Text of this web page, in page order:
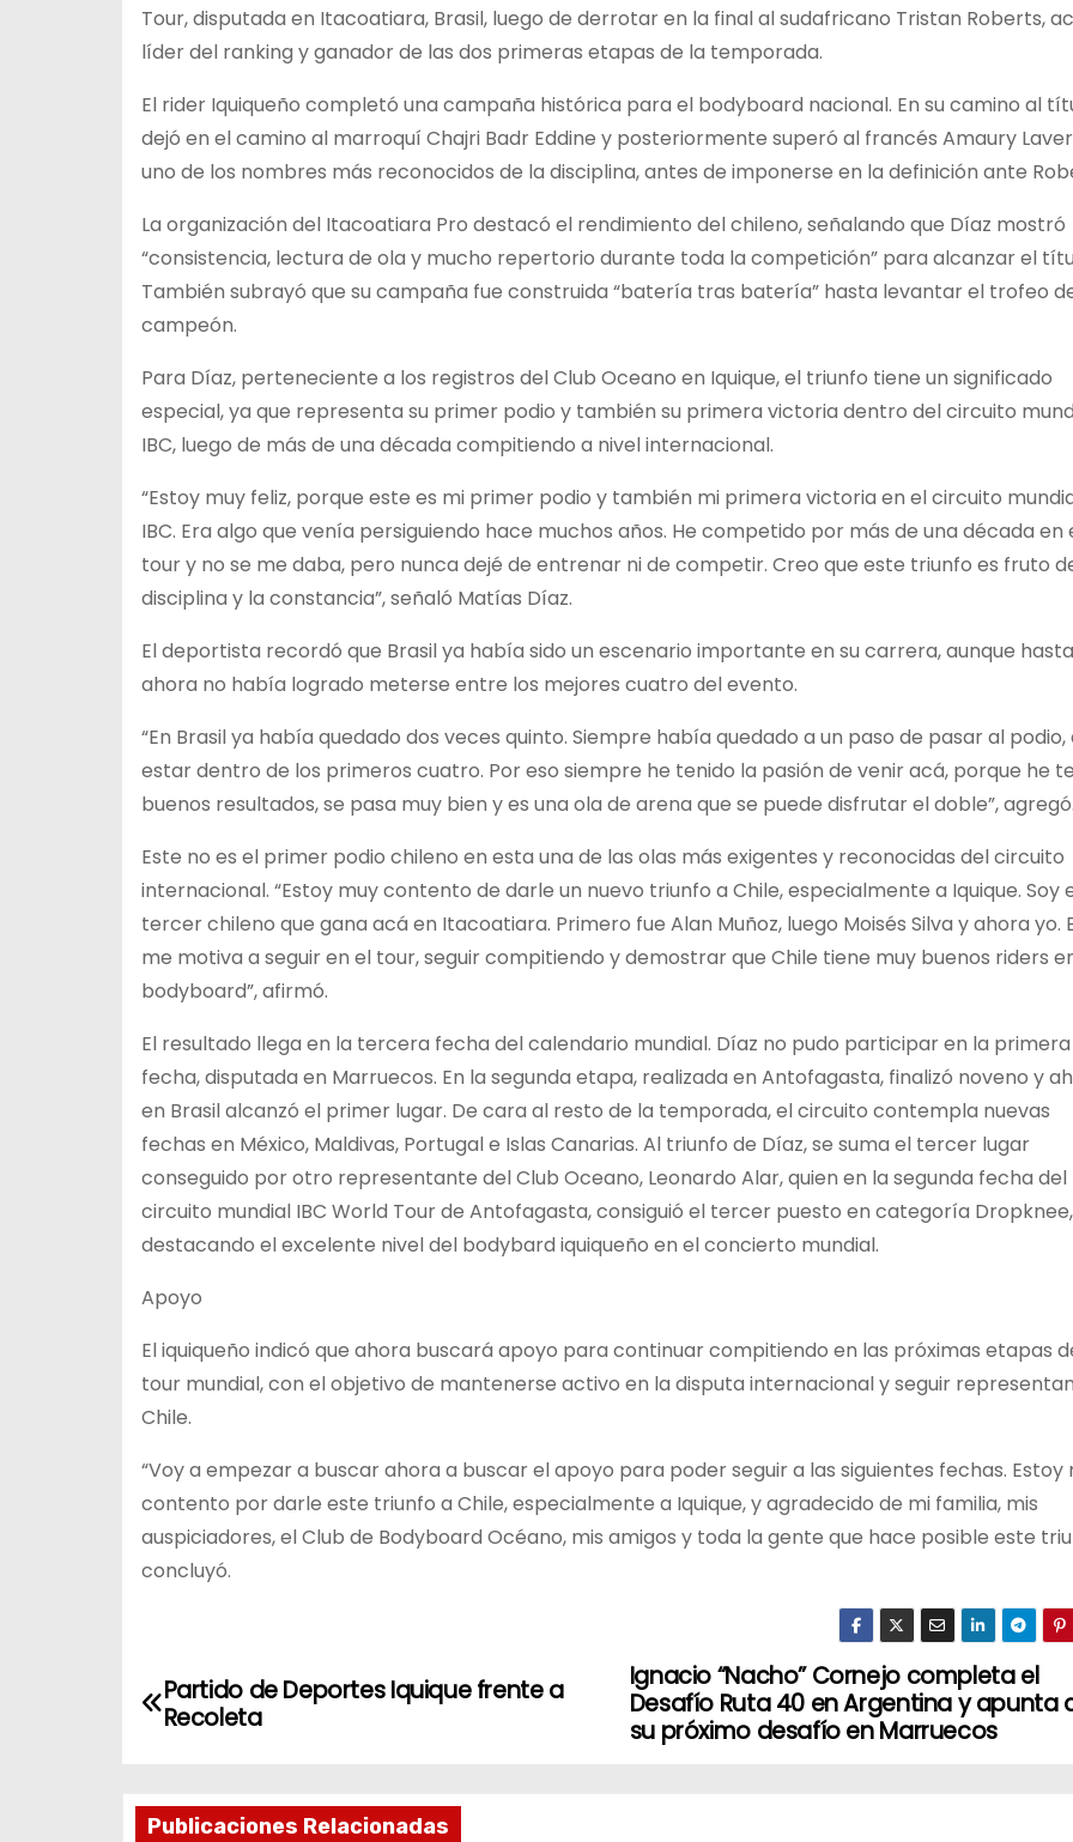
Tour, disputada en Itacoatiara, Brasil, luego de derrotar en la final al sudafricano Tristan Roberts,
líder del ranking y ganador de las dos primeras etapas de la temporada.
El rider Iquiqueño completó una campaña histórica para el bodyboard nacional. En su camino al
dejó en el camino al marroquí Chajri Badr Eddine y posteriormente superó al francés Amaury
uno de los nombres más reconocidos de la disciplina, antes de imponerse en la definición ante
La organización del Itacoatiara Pro destacó el rendimiento del chileno, señalando que Díaz mostró
“consistencia, lectura de ola y mucho repertorio durante toda la competición” para alcanzar el
También subrayó que su campaña fue construida “batería tras batería” hasta levantar el trofeo
campeón.
Para Díaz, perteneciente a los registros del Club Oceano en Iquique, el triunfo tiene un significado
especial, ya que representa su primer podio y también su primera victoria dentro del circuito
IBC, luego de más de una década compitiendo a nivel internacional.
“Estoy muy feliz, porque este es mi primer podio y también mi primera victoria en el circuito
IBC. Era algo que venía persiguiendo hace muchos años. He competido por más de una década en
tour y no se me daba, pero nunca dejé de entrenar ni de competir. Creo que este triunfo es fruto
disciplina y la constancia”, señaló Matías Díaz.
El deportista recordó que Brasil ya había sido un escenario importante en su carrera, aunque hasta
ahora no había logrado meterse entre los mejores cuatro del evento.
“En Brasil ya había quedado dos veces quinto. Siempre había quedado a un paso de pasar al podio,
estar dentro de los primeros cuatro. Por eso siempre he tenido la pasión de venir acá, porque he
buenos resultados, se pasa muy bien y es una ola de arena que se puede disfrutar el doble”, agregó.
Este no es el primer podio chileno en esta una de las olas más exigentes y reconocidas del circuito
internacional. “Estoy muy contento de darle un nuevo triunfo a Chile, especialmente a Iquique. Soy
tercer chileno que gana acá en Itacoatiara. Primero fue Alan Muñoz, luego Moisés Silva y ahora yo.
me motiva a seguir en el tour, seguir compitiendo y demostrar que Chile tiene muy buenos riders
bodyboard”, afirmó.
El resultado llega en la tercera fecha del calendario mundial. Díaz no pudo participar en la primera
fecha, disputada en Marruecos. En la segunda etapa, realizada en Antofagasta, finalizó noveno y
en Brasil alcanzó el primer lugar. De cara al resto de la temporada, el circuito contempla nuevas
fechas en México, Maldivas, Portugal e Islas Canarias. Al triunfo de Díaz, se suma el tercer lugar
conseguido por otro representante del Club Oceano, Leonardo Alar, quien en la segunda fecha del
circuito mundial IBC World Tour de Antofagasta, consiguió el tercer puesto en categoría Dropknee,
destacando el excelente nivel del bodybard iquiqueño en el concierto mundial.
Apoyo
El iquiqueño indicó que ahora buscará apoyo para continuar compitiendo en las próximas etapas
tour mundial, con el objetivo de mantenerse activo en la disputa internacional y seguir
Chile.
“Voy a empezar a buscar ahora a buscar el apoyo para poder seguir a las siguientes fechas. Estoy
contento por darle este triunfo a Chile, especialmente a Iquique, y agradecido de mi familia, mis
auspiciadores, el Club de Bodyboard Océano, mis amigos y toda la gente que hace posible este
concluyó.
N
Ignacio “Nacho” Cornejo completa el
Desafío Ruta 40 en Argentina y apunta
su próximo desafío en Marruecos
Partido de Deportes Iquique frente a
Recoleta
Publicaciones Relacionadas